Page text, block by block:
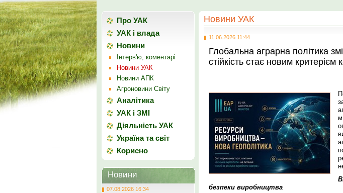
Новини УАК
11.06.2026 11:44
Глобальна аграрна політика
стійкість стає новим
безпеки виробництва
Про УАК
УАК і влада
Новини
Інтерв'ю, коментарі
Новини УАК
Новини АПК
Агроновини Світу
Аналітика
УАК і ЗМІ
Діяльність УАК
Україна та світ
Корисно
Новини
07.08.2026 16:34